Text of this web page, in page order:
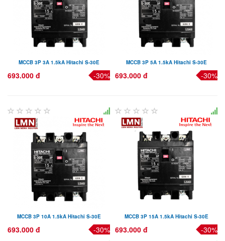
MCCB 3P 3A 1.5kA Hitachi S-30E
693.000 đ -30%
MCCB 3P 5A 1.5kA Hitachi S-30E
693.000 đ -30%
MCCB 3P 10A 1.5kA Hitachi S-30E
693.000 đ -30%
MCCB 3P 15A 1.5kA Hitachi S-30E
693.000 đ -30%